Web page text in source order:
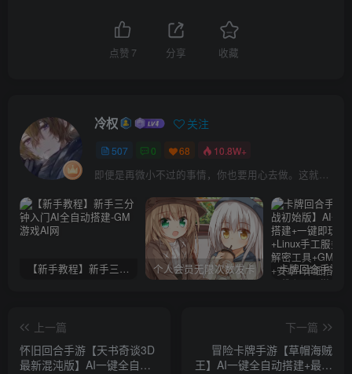
点赞 7 分享 收藏
冷权 关注
507 0 68 10.8W+
即便是再微小不过的事情，你也要用心去做。这就是成功的秘密
【新手教程】新手三分钟入门AI全自动搭建 个人会员无限次数发卡
上一篇
怀旧回合手游【天书奇谈3D
最新混沌版】AI一键全自动
下一篇
冒险卡牌手游【草帽海贼
王】AI一键全自动搭建+最新